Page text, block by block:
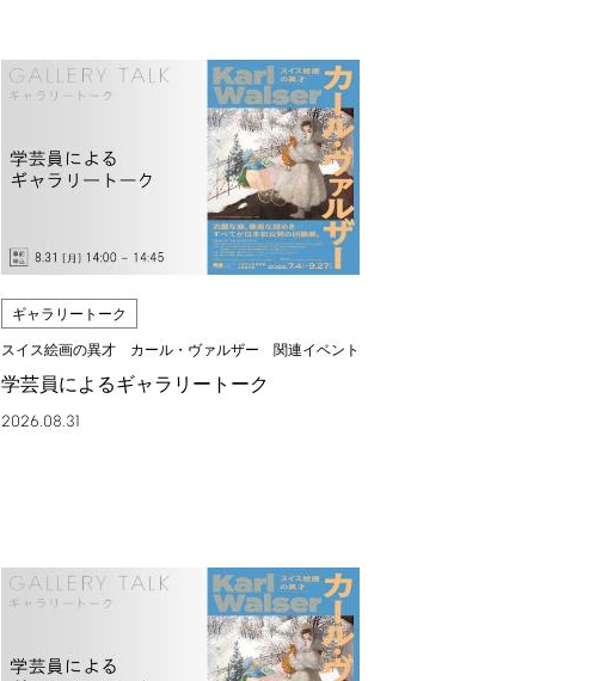
ギャラリートーク
スイス絵画の異才 カール・ヴァルザー 関連イベント
学芸員によるギャラリートーク
2026.08.31